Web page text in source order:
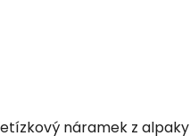
náramek z alpaky